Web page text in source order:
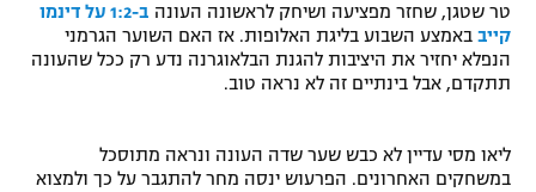
מדיניות פרטיות
תקנון פעילות ספורט 1
רשיון להקרנה פומבית לבית עסק
גיימינג E-Sports
טר שטגן, שחזר מפציעה ושיחק לראשונה העונה
ב-1:2 על דינמו
קייב באמצע השבוע בליגת האלופות. אז האם השוער הגרמני
הנפלא יחזיר את היציבות להגנת הבלאוגרנה נדע רק ככל שהעונה
תתקדם, אבל בינתיים זה לא נראה טוב.
ליאו מסי עדיין לא כבש שער שדה העונה ונראה מתוסכל
במשחקים האחרונים. הפרעוש ינסה מחר להתגבר על כך ולמצוא